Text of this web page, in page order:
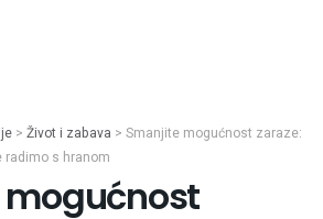
> Život i zabava > Smanjite mogućnost zaraze:
radimo s hranom